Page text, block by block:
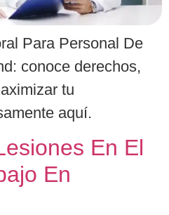
Para Personal De
conoce derechos,
tu
aquí.
En El
En